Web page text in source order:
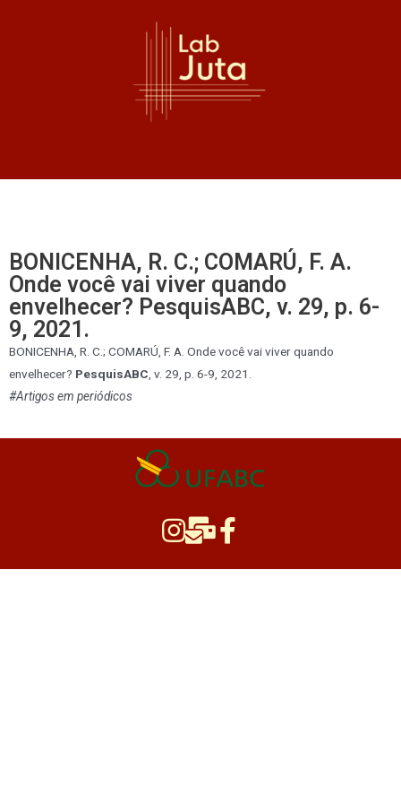
BONICENHA, R. C.; COMARÚ, F. A.
Onde você vai viver quando
envelhecer? PesquisABC, v. 29, p. 6-
9, 2021.
BONICENHA, R. C.; COMARÚ, F. A. Onde você vai viver quando
envelhecer? PesquisABC , v. 29, p. 6-9, 2021.
#Artigos em periódicos